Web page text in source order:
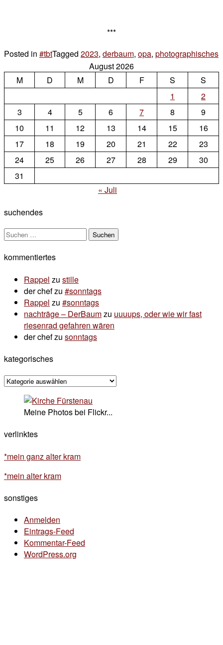
***
Posted in #tbtTagged 2023, derbaum, opa, photographisches
–
August 2026
M
D M D F S
S
1
2
3
4 5 6 7 8
9
10
11 12 13 14 15
16
17
18 19 20 21 22
23
24
25 26 27 28 29
30
31
« Juli
suchendes
Suchen
kommentiertes
Rappel zu stille
der chefzu #sonntags
Rappel zu #sonntags
nachträge – DerBaumzu uuuups, oder wie wir fast
riesenrad gefahren wären
der chefzu sonntags
kategorisches
kategorisches
Meine Photos bei Flickr...
verlinktes
*mein ganz alter kram
*mein alter kram
sonstiges
Anmelden
Eintrags-Feed
Kommentar-Feed
WordPress.org